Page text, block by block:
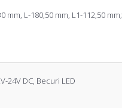
mm, L-180,50 mm, L1-112,50 mm;
24V DC, Becuri LED